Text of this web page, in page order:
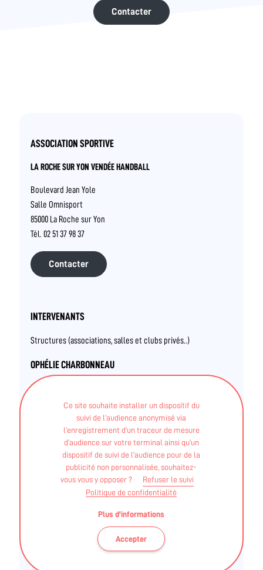
Ce site souhaite installer un dispositif du
suivi de l’audience anonymisé via
l’enregistrement d’un traceur de mesure
d’audience sur votre terminal ainsi qu’un
dispositif de suivi de l’audience pour de la
publicité non personnalisée, souhaitez-
vous vous y opposer ?
Refuser le suivi
Politique de confidentialité
Plus d'informations
Accepter
Contacter
ASSOCIATION SPORTIVE
LA ROCHE SUR YON VENDÉE HANDBALL
Boulevard Jean Yole
Salle Omnisport
85000 La Roche sur Yon
Tél. 02 51 37 98 37
Contacter
INTERVENANTS
Structures (associations, salles et clubs privés..)
OPHÉLIE CHARBONNEAU
DEJEPS - Perfectionnement sportif - Handball
BPJEPS - Activités sports collectifs - mentions :
Football, Handball, Volley-ball, Rugby à XV, Basket-ball
Diplôme fédéral - FF hand Ball - Coach handfit
Ces informations sont validées par la DRAJES et
l'ARS des Pays de La Loire